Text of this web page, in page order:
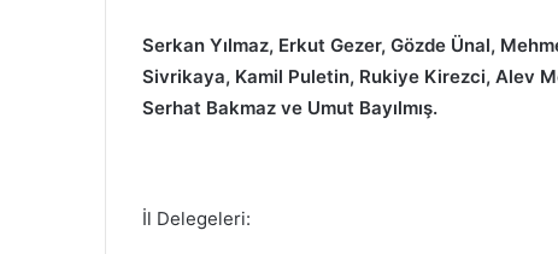
Serkan Yılmaz, Erkut Gezer, Gözde Ünal,
Sivrikaya, Kamil Puletin, Rukiye Kirezci, Alev
Serhat Bakmaz ve Umut Bayılmış.
İl Delegeleri: